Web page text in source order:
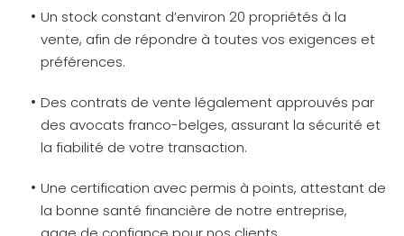
Un stock constant d’environ 20 propriétés à la
vente, afin de répondre à toutes vos exigences et
préférences.
Des contrats de vente légalement approuvés par
des avocats franco-belges, assurant la sécurité et
la fiabilité de votre transaction.
Une certification avec permis à points, attestant de
la bonne santé financière de notre entreprise,